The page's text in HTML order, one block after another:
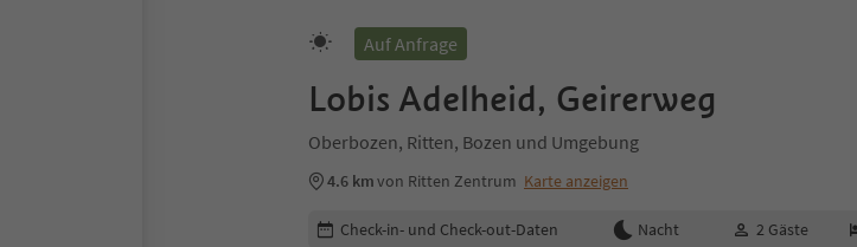
Auf Anfrage
Lobis Adelheid, Geirerweg
Oberbozen, Ritten, Bozen und Umgebung
4.6 kmvon Ritten Zentrum Karte anzeigen
Buchungsdetails bearbeiten
Check-in- und Check-out-Daten Nacht 2 Gäste